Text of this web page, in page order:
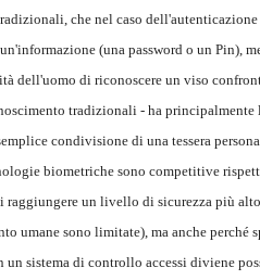
che nel caso dell'autenticazione
(una password o un Pin),
dell'uomo di riconoscere un viso
tradizionali - ha principalmente
condivisione di una tessera
biometriche sono competitive
un livello di sicurezza più
umane sono limitate), ma anche perché
sistema di controllo accessi diviene